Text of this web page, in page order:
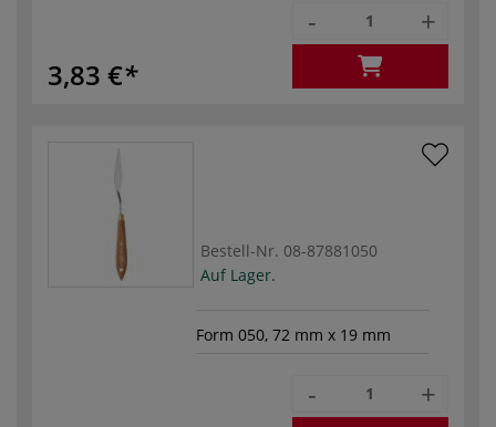
3,83 €
- +
Bestell-Nr. 08-87881050
Auf Lager.
Form 050, 72 mm x 19 mm
- +